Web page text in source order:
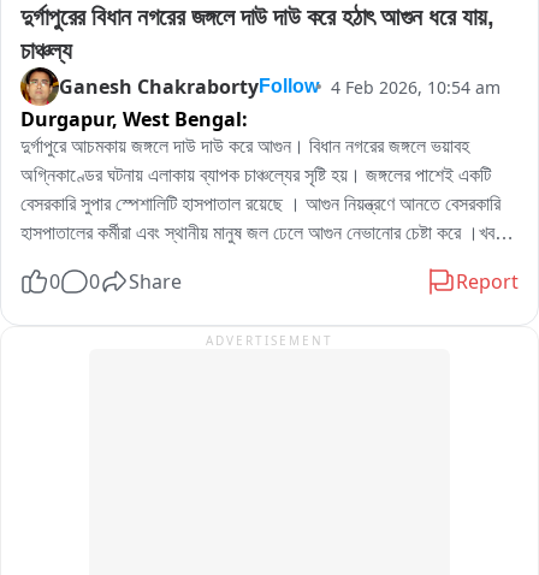
দুর্গাপুরের বিধান নগরের জঙ্গলে দাউ দাউ করে হঠাৎ আগুন ধরে যায়,
চাঞ্চল্য
Ganesh ChakrabortyFollow 4 Feb 2026, 10:54 am
Durgapur, West Bengal:
দুর্গাপুরে আচমকায় জঙ্গলে দাউ দাউ করে আগুন। বিধান নগরের জঙ্গলে ভয়াবহ
অগ্নিকাণ্ডের ঘটনায় এলাকায় ব্যাপক চাঞ্চল্যের সৃষ্টি হয়। জঙ্গলের পাশেই একটি
বেসরকারি সুপার স্পেশালিটি হাসপাতাল রয়েছে । আগুন নিয়ন্ত্রণে আনতে বেসরকারি
হাসপাতালের কর্মীরা এবং স্থানীয় মানুষ জল ঢেলে আগুন নেভানোর চেষ্টা করে ।খবর
আনে।
0 0 Share Report
ADVERTISEMENT